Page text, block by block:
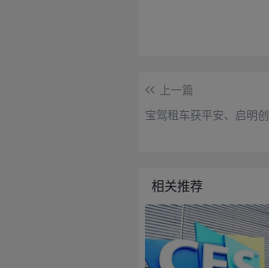
上一篇
宝驾租车获平安、启明
相关推荐